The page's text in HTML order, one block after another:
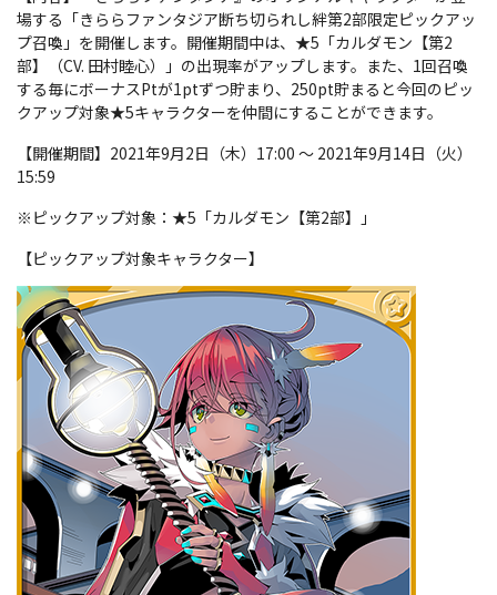
場する「きららファンタジア断ち切られし絆第2部限定ピックアッ
プ召喚」を開催します。開催期間中は、★5「カルダモン【第2
部】（CV. 田村睦心）」の出現率がアップします。また、1回召喚
する毎にボーナスPtが1ptずつ貯まり、250pt貯まると今回のピッ
クアップ対象★5キャラクターを仲間にすることができます。
【開催期間】2021年9月2日（木）17:00 〜 2021年9月14日（火）
15:59
※ピックアップ対象：★5「カルダモン【第2部】」
【ピックアップ対象キャラクター】